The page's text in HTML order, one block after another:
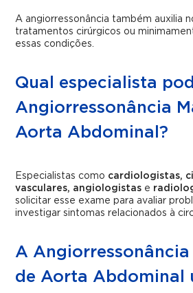
A angiorressonância também auxilia
tratamentos cirúrgicos ou
essas condições.
Qual especialista
Angiorressonância
Aorta Abdominal?
Especialistas como cardiologistas,
vasculares, angiologistas e
solicitar esse exame para avaliar
investigar sintomas relacionados à
A
de Aorta Abdominal